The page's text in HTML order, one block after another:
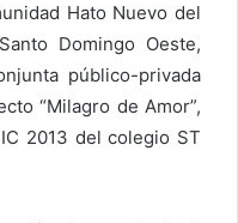
Hato Nuevo del
Domingo Oeste,
público-privada
“Milagro de Amor”,
2013 del colegio ST